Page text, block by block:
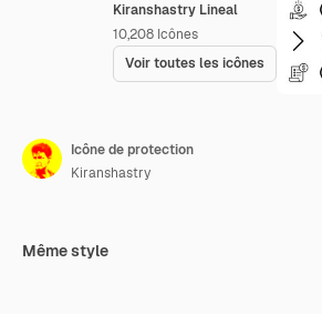
Kiranshastry Lineal
10,208 Icônes
Voir toutes les icônes
Icône de protection
Kiranshastry
Même style